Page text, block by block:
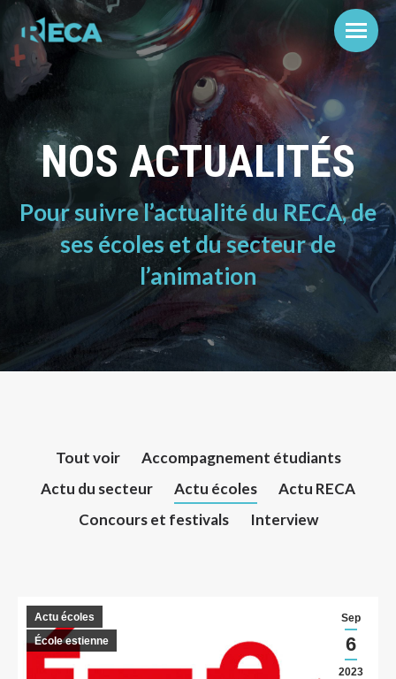
NOS ACTUALITÉS
Pour suivre l’actualité du RECA, de
ses écoles et du secteur de
l’animation
Tout voir
Accompagnement étudiants
Actu du secteur
Actu écoles
Actu RECA
Concours et festivals
Interview
Sep
6
2023
Actu écoles
École estienne